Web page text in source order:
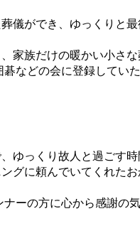
儀ができ、ゆっくりと最
家族だけの暖かい小さな
などの会に登録してい
ゆっくり故人と過ごす時
グに頼んでいてくれたお
ーの方に心から感謝の